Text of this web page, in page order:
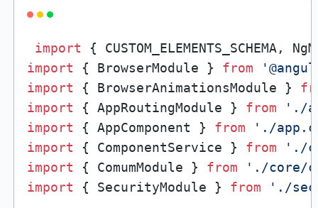
import { CUSTOM_ELEMENTS_SCHEMA,
import { BrowserModule } from
import { BrowserAnimationsModule }
import { AppRoutingModule } from
'./
import { AppComponent } from
'./
import { ComponentService } from
'./
import { ComumModule } from
'./core/
import { SecurityModule } from './